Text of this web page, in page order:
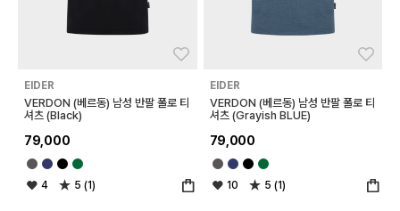
EIDER
VERDON (베르동) 남성 반팔 폴로 티
셔츠 (Black)
79,000
4 5 (1)
EIDER
VERDON (베르동) 남성 반팔 폴로 티
셔츠 (Grayish BLUE)
79,000
10 5 (1)